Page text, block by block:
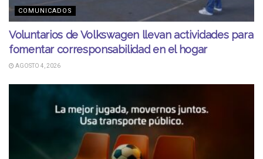
COMUNICADOS
Voluntarios de Volkswagen llevan actividades para
fomentar corresponsabilidad en el hogar
AGOSTO 4, 2026